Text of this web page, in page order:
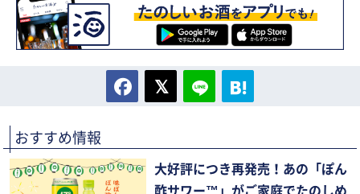
おすすめ情報
大好評につき再発売！あの「ぽん
酢サワー™」がご家庭でたのしめ